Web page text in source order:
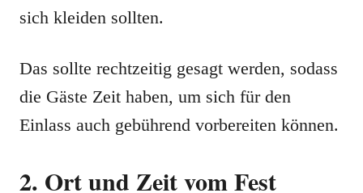
sich kleiden sollten.
Das sollte rechtzeitig gesagt werden, sodass
die Gäste Zeit haben, um sich für den
Einlass auch gebührend vorbereiten können.
2. Ort und Zeit vom Fest